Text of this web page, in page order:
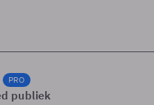
PRO
publiek